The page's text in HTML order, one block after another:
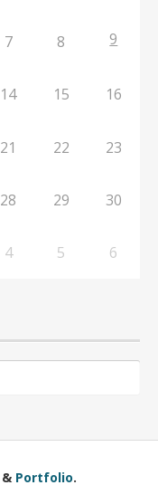
7 8 9
14 15 16
21 22 23
28 29 30
4 5 6
& Portfolio.